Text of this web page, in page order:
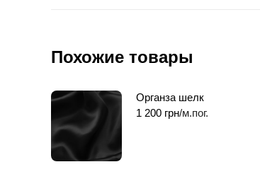
Похожие товары
Органза шелк
1 200 грн/м.пог.